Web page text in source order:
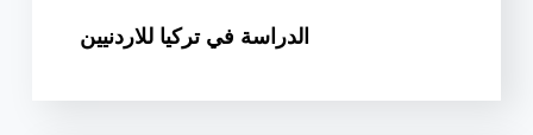
الدراسة في تركيا للاردنيين